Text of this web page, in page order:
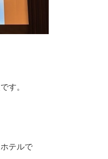
す。
テルで